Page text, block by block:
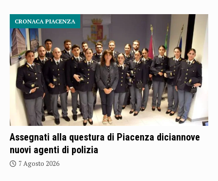
Assegnati alla questura di Piacenza diciannove
nuovi agenti di polizia
CRONACA PIACENZA
7 Agosto 2026